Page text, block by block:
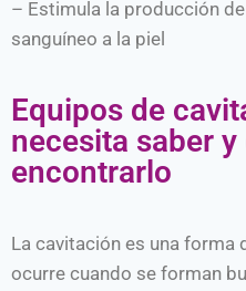
– Estimula la producción
sanguíneo a la piel
Equipos de
necesita saber
encontrarlo
La cavitación es una forma
ocurre cuando se forman